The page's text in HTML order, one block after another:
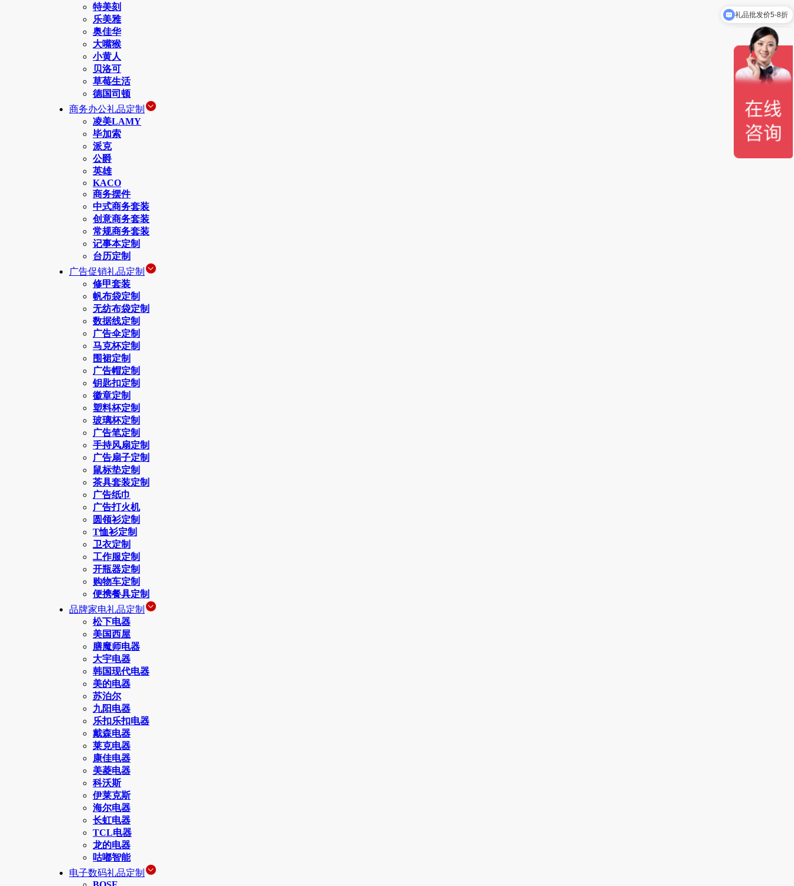
特美刻
乐美雅
奥佳华
大嘴猴
小黄人
贝洛可
草莓生活
德国司顿
商务办公礼品定制
凌美LAMY
毕加索
派克
公爵
英雄
KACO
商务摆件
中式商务套装
创意商务套装
常规商务套装
记事本定制
台历定制
广告促销礼品定制
修甲套装
帆布袋定制
无纺布袋定制
数据线定制
广告伞定制
马克杯定制
围裙定制
广告帽定制
钥匙扣定制
徽章定制
塑料杯定制
玻璃杯定制
广告笔定制
手持风扇定制
广告扇子定制
鼠标垫定制
茶具套装定制
广告纸巾
广告打火机
圆领衫定制
T恤衫定制
卫衣定制
工作服定制
开瓶器定制
购物车定制
便携餐具定制
品牌家电礼品定制
松下电器
美国西屋
膳魔师电器
大宇电器
韩国现代电器
美的电器
苏泊尔
九阳电器
乐扣乐扣电器
戴森电器
莱克电器
康佳电器
美菱电器
科沃斯
伊莱克斯
海尔电器
长虹电器
TCL电器
龙的电器
咕嘟智能
电子数码礼品定制
礼品批发价5-8折